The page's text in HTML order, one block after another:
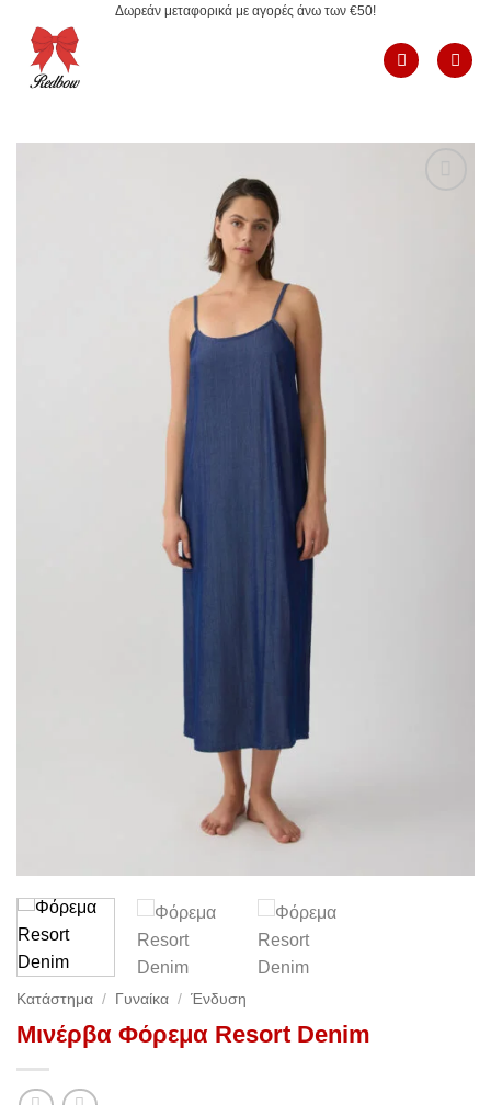
περιεχόμενο
Δωρεάν μεταφορικά με αγορές άνω των €50!
Κατάστημα / Γυναίκα / Ένδυση
Μινέρβα Φόρεμα Resort Denim